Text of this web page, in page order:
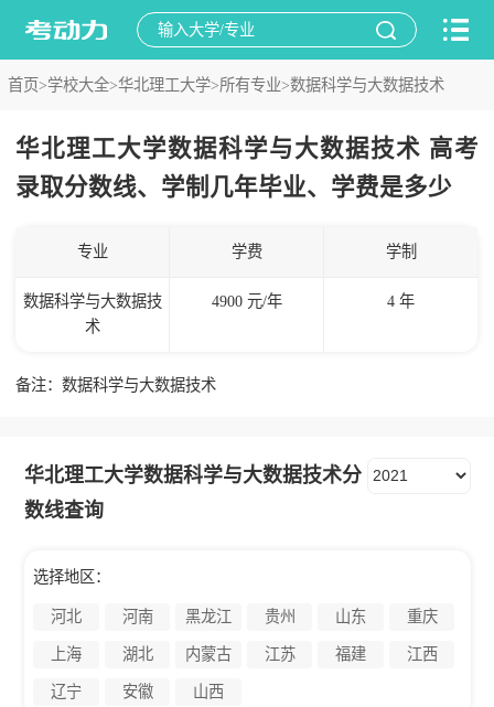
首页>学校大全>华北理工大学>所有专业>数据科学与大数据技术
华北理工大学数据科学与大数据技术 高考
录取分数线、学制几年毕业、学费是多少
专业 学费 学制
数据科学与大数据技
术
4900 元/年 4 年
备注：数据科学与大数据技术
华北理工大学数据科学与大数据技术分
数线查询
选择地区：
河北 河南 黑龙江 贵州 山东 重庆
上海 湖北 内蒙古 江苏 福建 江西
辽宁 安徽 山西